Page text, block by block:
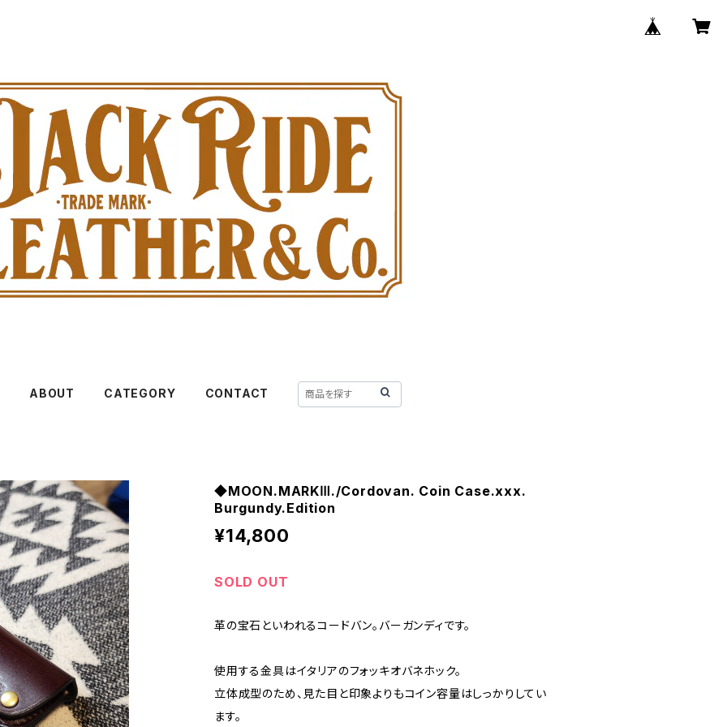
ABOUT CATEGORY CONTACT
◆MOON.MARKⅢ./Cordovan. Coin Case.xxx.
Burgundy.Edition
¥14,800
SOLD OUT
革の宝石といわれるコードバン。バーガンディです。
使用する金具はイタリアのフォッキオバネホック。
立体成型のため、見た目と印象よりもコイン容量はしっかりしてい
ます。